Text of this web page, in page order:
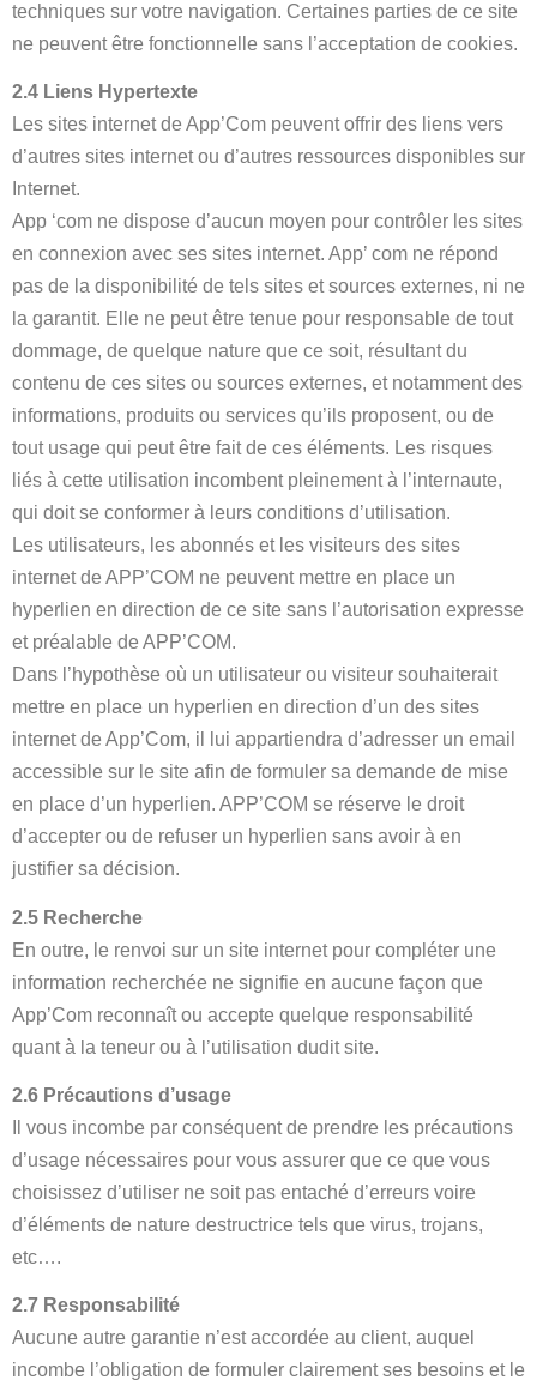
techniques sur votre navigation. Certaines parties de ce site
ne peuvent être fonctionnelle sans l’acceptation de cookies.
2.4 Liens Hypertexte
Les sites internet de App’Com peuvent offrir des liens vers
d’autres sites internet ou d’autres ressources disponibles sur
Internet.
App ‘com ne dispose d’aucun moyen pour contrôler les sites
en connexion avec ses sites internet. App’ com ne répond
pas de la disponibilité de tels sites et sources externes, ni ne
la garantit. Elle ne peut être tenue pour responsable de tout
dommage, de quelque nature que ce soit, résultant du
contenu de ces sites ou sources externes, et notamment des
informations, produits ou services qu’ils proposent, ou de
tout usage qui peut être fait de ces éléments. Les risques
liés à cette utilisation incombent pleinement à l’internaute,
qui doit se conformer à leurs conditions d’utilisation.
Les utilisateurs, les abonnés et les visiteurs des sites
internet de APP’COM ne peuvent mettre en place un
hyperlien en direction de ce site sans l’autorisation expresse
et préalable de APP’COM.
Dans l’hypothèse où un utilisateur ou visiteur souhaiterait
mettre en place un hyperlien en direction d’un des sites
internet de App’Com, il lui appartiendra d’adresser un email
accessible sur le site afin de formuler sa demande de mise
en place d’un hyperlien. APP’COM se réserve le droit
d’accepter ou de refuser un hyperlien sans avoir à en
justifier sa décision.
2.5 Recherche
En outre, le renvoi sur un site internet pour compléter une
information recherchée ne signifie en aucune façon que
App’Com reconnaît ou accepte quelque responsabilité
quant à la teneur ou à l’utilisation dudit site.
2.6 Précautions d’usage
Il vous incombe par conséquent de prendre les précautions
d’usage nécessaires pour vous assurer que ce que vous
choisissez d’utiliser ne soit pas entaché d’erreurs voire
d’éléments de nature destructrice tels que virus, trojans,
etc….
2.7 Responsabilité
Aucune autre garantie n’est accordée au client, auquel
incombe l’obligation de formuler clairement ses besoins et le